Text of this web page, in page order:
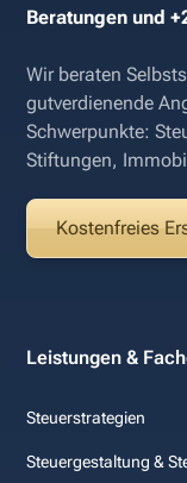
Beratungen und
Wir beraten
gutverdienende
Schwerpunkte:
Stiftungen,
Kostenfreies
Leistungen &
Steuerstrategien
Steuergestaltung &